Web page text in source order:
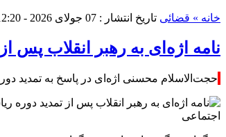
خانه » قضائی تاریخ انتشار : 07 جولای 2026 - 12:20 |
نامه اژه‌ای به رهبر انقلاب پس
حجت‌الاسلام محسنی اژه‌ای در پاسخ به تمدید
اجتماعی